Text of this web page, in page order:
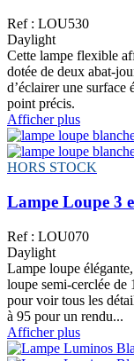
Ref : LOU530
Daylight
Cette lampe flexible
dotée de deux abat-
d’éclairer une surface
point précis.
Afficher plus
HORS STOCK
Lampe Loupe 3
Ref : LOU070
Daylight
Lampe loupe
loupe semi-cerclée de
pour voir tous les
à 95 pour un rendu...
Afficher plus